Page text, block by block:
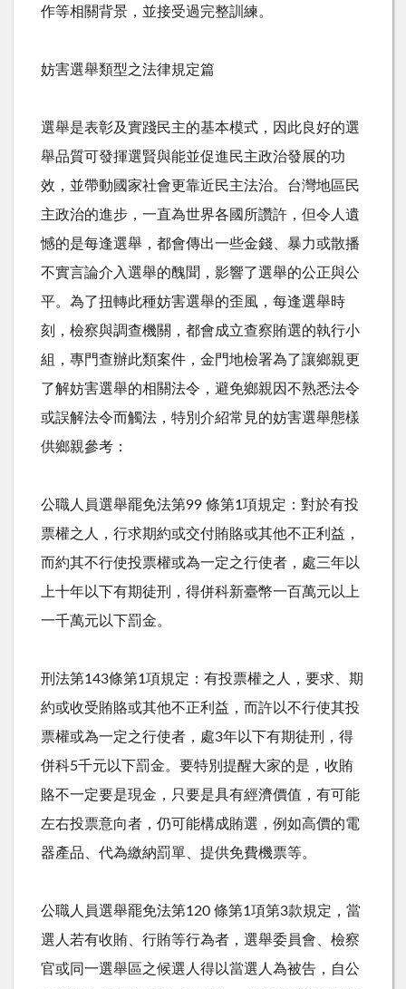
作等相關背景，並接受過完整訓練。
妨害選舉類型之法律規定篇
選舉是表彰及實踐民主的基本模式，因此良好的選
舉品質可發揮選賢與能並促進民主政治發展的功
效，並帶動國家社會更靠近民主法治。台灣地區民
主政治的進步，一直為世界各國所讚許，但令人遺
憾的是每逢選舉，都會傳出一些金錢、暴力或散播
不實言論介入選舉的醜聞，影響了選舉的公正與公
平。為了扭轉此種妨害選舉的歪風，每逢選舉時
刻，檢察與調查機關，都會成立查察賄選的執行小
組，專門查辦此類案件，金門地檢署為了讓鄉親更
了解妨害選舉的相關法令，避免鄉親因不熟悉法令
或誤解法令而觸法，特別介紹常見的妨害選舉態樣
供鄉親參考：
公職人員選舉罷免法第99 條第1項規定：對於有投
票權之人，行求期約或交付賄賂或其他不正利益，
而約其不行使投票權或為一定之行使者，處三年以
上十年以下有期徒刑，得併科新臺幣一百萬元以上
一千萬元以下罰金。
刑法第143條第1項規定：有投票權之人，要求、期
約或收受賄賂或其他不正利益，而許以不行使其投
票權或為一定之行使者，處3年以下有期徒刑，得
併科5千元以下罰金。要特別提醒大家的是，收賄
賂不一定要是現金，只要是具有經濟價值，有可能
左右投票意向者，仍可能構成賄選，例如高價的電
器產品、代為繳納罰單、提供免費機票等。
公職人員選舉罷免法第120 條第1項第3款規定，當
選人若有收賄、行賄等行為者，選舉委員會、檢察
官或同一選舉區之候選人得以當選人為被告，自公